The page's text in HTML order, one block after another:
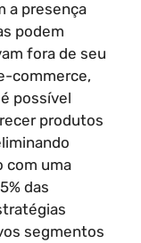
a presença
podem
fora de seu
commerce,
possível
produtos
com uma
das
segmentos